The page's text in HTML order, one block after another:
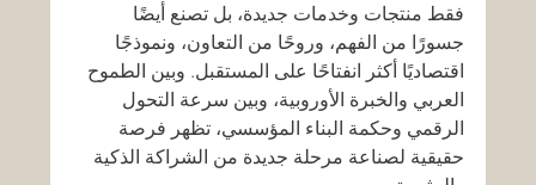
فقط منتجات وخدمات جديدة، بل تصنع أيضًا
جسورًا من الفهم، وروحًا من التعاون، ونموذجًا
اقتصاديًا أكثر انفتاحًا على المستقبل. وبين الطموح
العربي والخبرة الأوروبية، وبين سرعة التحول
الرقمي وحكمة البناء المؤسسي، تظهر فرصة
حقيقية لصناعة مرحلة جديدة من الشراكة الذكية